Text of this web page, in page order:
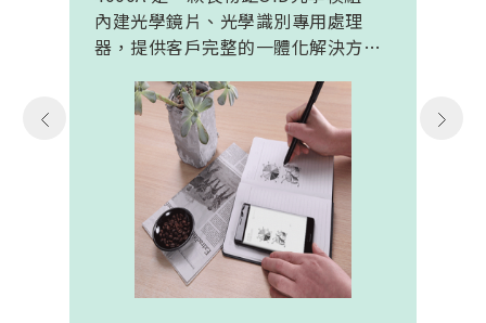
內建光學鏡片、光學識別專用處理
器，提供客戶完整的一體化解決方
置開發。模組在保持小型化的同時，
延伸了可用物距範圍，使其能在離紙
面更遠的位置仍精確讀取碼點，同時
內建的高幀率SoC，能確保書寫筆跡
的連續與準確。 透過4000A模組能有
效縮短客戶開發週期，並確保在小型
裝置中仍維持高精度與穩定度，讓產
品能夠以最自然的方式，將紙本與數
位內容緊密連結。